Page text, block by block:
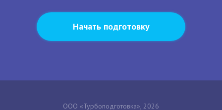
Начать подготовку
ООО «Турбоподготовка», 2026